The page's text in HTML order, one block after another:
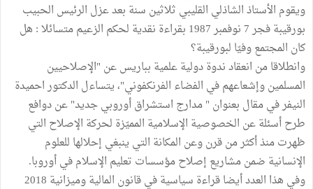
ويقوم الأستاذ الشاذلي القليبي ثلاثين سنة بعد عزل الرئيس الحبيب
بورقيبة فجر 7 نوفمبر 1987 بقراءة نقدية لحكم الزعيم متسائلا : هل
كان المجتمع وفيّا لبورقيبة؟
وانطلاقا من انعقاد ندوة دولية علمية بباريس عن "الإصلاحيين
المسلمين وإشعاعهم في الفضاء الفرنكفوني"، يتساءل الدكتور احميدة
النيفر في مقال بعنوان " مدارج استشراق أوروبي جديد" عن دوافع
طرح أسئلة عن الخصوصية الإسلامية المميّزة لحركة الإصلاح التي
ظهرت منذ أكثر من قرن وعن المكانة التي ينبغي إحلالها للعلوم
الإنسانية ضمن مشاريع إصلاح مؤسسات تعليم الإسلام في أوروبا.
وفي هذا العدد أيضا قراءة سياسية في قانون المالية وميزانية 2018